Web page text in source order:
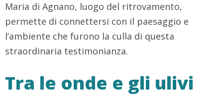
Maria di Agnano, luogo del ritrovamento,
permette di connettersi con il paesaggio e
l’ambiente che furono la culla di questa
straordinaria testimonianza.
Tra le onde e gli ulivi